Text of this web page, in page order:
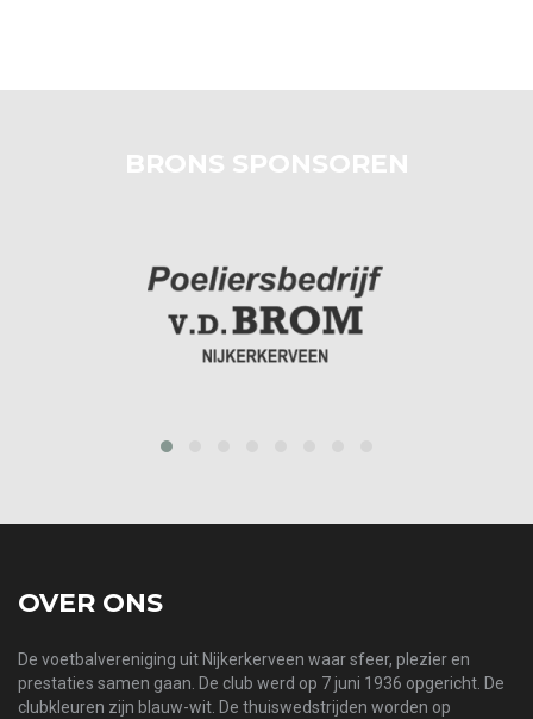
BRONS SPONSOREN
OVER ONS
De voetbalvereniging uit Nijkerkerveen waar sfeer, plezier en
prestaties samen gaan. De club werd op 7 juni 1936 opgericht. De
clubkleuren zijn blauw-wit. De thuiswedstrijden worden op